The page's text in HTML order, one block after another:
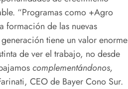
“Programas como +Agro
formación de las nuevas
tiene un valor enorme
de ver el trabajo, no desde
complementándonos,
CEO de Bayer Cono Sur.